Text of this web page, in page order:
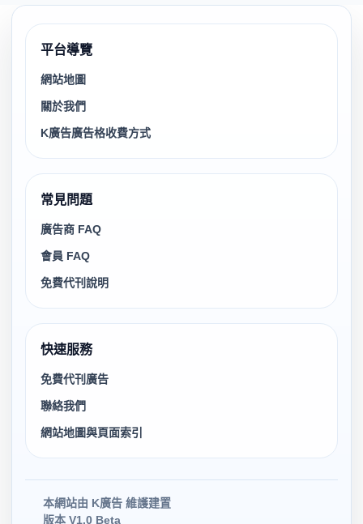
平台導覽
網站地圖
關於我們
K廣告廣告格收費方式
常見問題
廣告商 FAQ
會員 FAQ
免費代刊說明
快速服務
免費代刊廣告
聯絡我們
網站地圖與頁面索引
本網站由 K廣告 維護建置
版本 V1.0 Beta